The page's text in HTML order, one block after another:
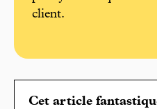
client.
Cet article